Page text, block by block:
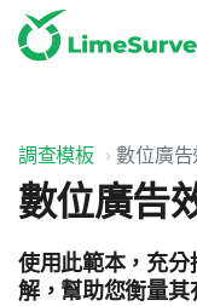
調查模板 數位廣
數位廣告
使用此範本，充
解，幫助您衡量其